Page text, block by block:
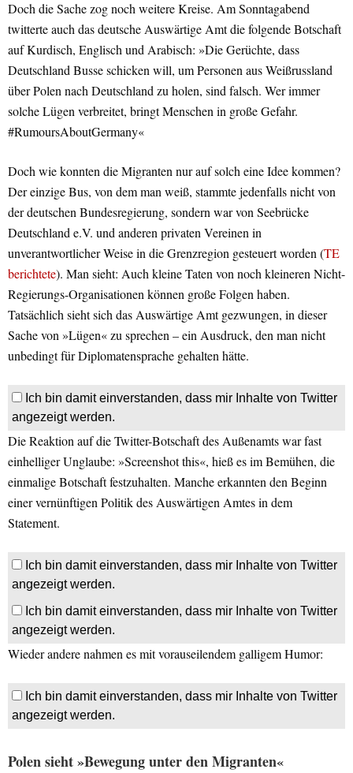
Doch die Sache zog noch weitere Kreise. Am Sonntagabend
twitterte auch das deutsche Auswärtige Amt die folgende Botschaft
auf Kurdisch, Englisch und Arabisch: »Die Gerüchte, dass
Deutschland Busse schicken will, um Personen aus Weißrussland
über Polen nach Deutschland zu holen, sind falsch. Wer immer
solche Lügen verbreitet, bringt Menschen in große Gefahr.
#RumoursAboutGermany«
Doch wie konnten die Migranten nur auf solch eine Idee kommen?
Der einzige Bus, von dem man weiß, stammte jedenfalls nicht von
der deutschen Bundesregierung, sondern war von Seebrücke
Deutschland e.V. und anderen privaten Vereinen in
unverantwortlicher Weise in die Grenzregion gesteuert worden (TE
berichtete). Man sieht: Auch kleine Taten von noch kleineren Nicht-
Regierungs-Organisationen können große Folgen haben.
Tatsächlich sieht sich das Auswärtige Amt gezwungen, in dieser
Sache von »Lügen« zu sprechen – ein Ausdruck, den man nicht
unbedingt für Diplomatensprache gehalten hätte.
Ich bin damit einverstanden, dass mir Inhalte von Twitter
angezeigt werden.
Die Reaktion auf die Twitter-Botschaft des Außenamts war fast
einhelliger Unglaube: »Screenshot this«, hieß es im Bemühen, die
einmalige Botschaft festzuhalten. Manche erkannten den Beginn
einer vernünftigen Politik des Auswärtigen Amtes in dem
Statement.
Ich bin damit einverstanden, dass mir Inhalte von Twitter
angezeigt werden.
Ich bin damit einverstanden, dass mir Inhalte von Twitter
angezeigt werden.
Wieder andere nahmen es mit vorauseilendem galligem Humor:
Ich bin damit einverstanden, dass mir Inhalte von Twitter
angezeigt werden.
Polen sieht »Bewegung unter den Migranten«